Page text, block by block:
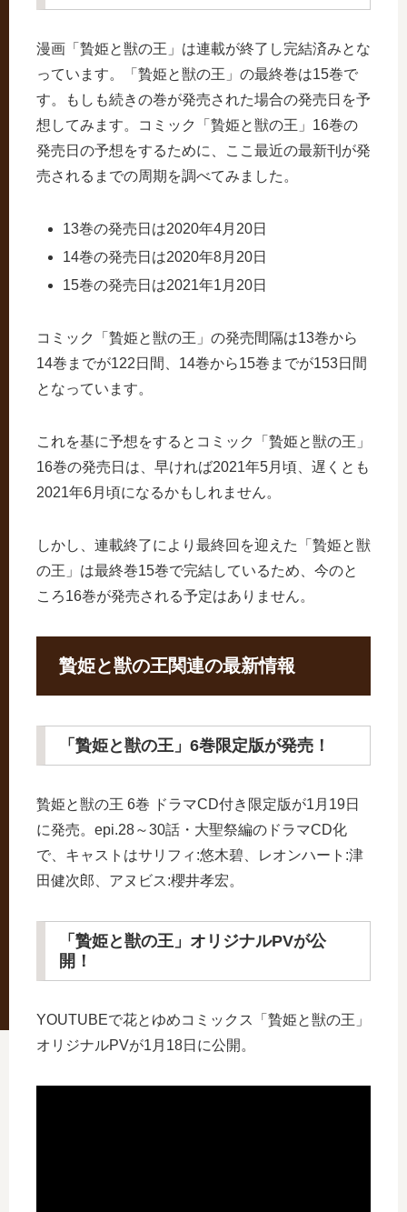
漫画「贄姫と獣の王」は連載が終了し完結済みとな
っています。「贄姫と獣の王」の最終巻は15巻で
す。もしも続きの巻が発売された場合の発売日を予
想してみます。コミック「贄姫と獣の王」16巻の
発売日の予想をするために、ここ最近の最新刊が発
売されるまでの周期を調べてみました。
13巻の発売日は2020年4月20日
14巻の発売日は2020年8月20日
15巻の発売日は2021年1月20日
コミック「贄姫と獣の王」の発売間隔は13巻から
14巻までが122日間、14巻から15巻までが153日間
となっています。
これを基に予想をするとコミック「贄姫と獣の王」
16巻の発売日は、早ければ2021年5月頃、遅くとも
2021年6月頃になるかもしれません。
しかし、連載終了により最終回を迎えた「贄姫と獣
の王」は最終巻15巻で完結しているため、今のと
ころ16巻が発売される予定はありません。
贄姫と獣の王関連の最新情報
「贄姫と獣の王」6巻限定版が発売！
贄姫と獣の王 6巻 ドラマCD付き限定版が1月19日
に発売。epi.28～30話・大聖祭編のドラマCD化
で、キャストはサリフィ:悠木碧、レオンハート:津
田健次郎、アヌビス:櫻井孝宏。
「贄姫と獣の王」オリジナルPVが公
開！
YOUTUBEで花とゆめコミックス「贄姫と獣の王」
オリジナルPVが1月18日に公開。